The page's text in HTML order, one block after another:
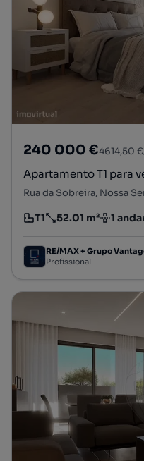
240 000 €4614,50
Apartamento T1 para
Tipologia
T1
Preço por metro
52.01 m²
Andar 1
RE/MAX + Grupo
Profissional